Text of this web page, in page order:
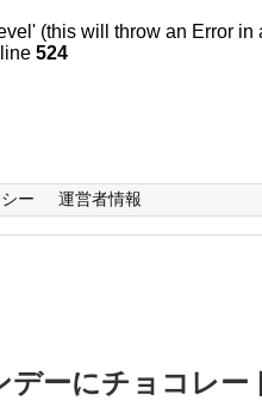
(this will throw an Error in
524
ー 運営者情報
デーにチョコレ